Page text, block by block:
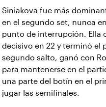
Siniakova fue más
en el segundo set, nunca
punto de interrupción. Ella
decisivo en 22 y terminó el
segundo salto, ganó con
para mantenerse en el
una parte del botín en el
jugar las semifinales.